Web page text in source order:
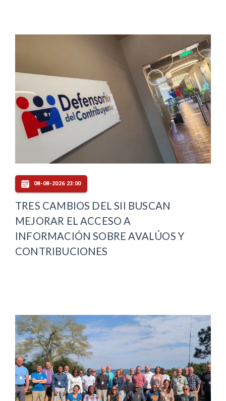
08-08-2026 23:00
TRES CAMBIOS DEL SII BUSCAN
MEJORAR EL ACCESO A
INFORMACIÓN SOBRE AVALÚOS Y
CONTRIBUCIONES